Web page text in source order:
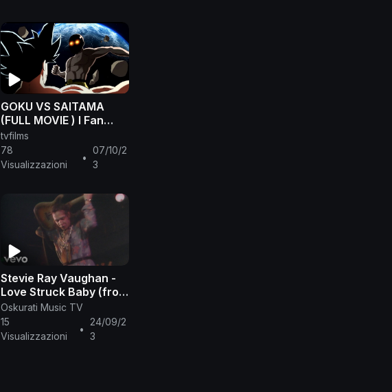
GOKU VS SAITAMA
(FULL MOVIE ) l Fan
Animation l One Punch
Man Vs Dbz
tvfilms
78
Visualizzazioni
•
07/10/2
3
Stevie Ray Vaughan -
Love Struck Baby (from
Live at the El
Mocambo)
Oskurati Music TV
15
Visualizzazioni
•
24/09/2
3